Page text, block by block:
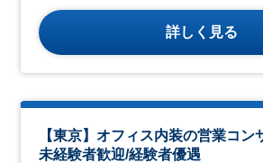
詳しく見る
【東京】オフィス内装の営業コン
未経験者歓迎/経験者優遇